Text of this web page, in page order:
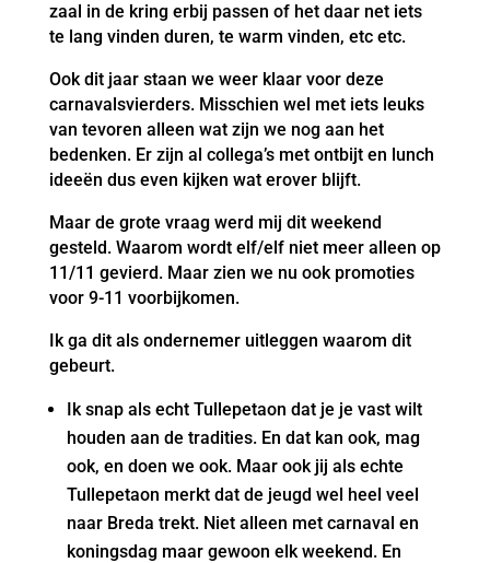
zaal in de kring erbij passen of het daar net iets
te lang vinden duren, te warm vinden, etc etc.
Ook dit jaar staan we weer klaar voor deze
carnavalsvierders. Misschien wel met iets leuks
van tevoren alleen wat zijn we nog aan het
bedenken. Er zijn al collega’s met ontbijt en lunch
ideeën dus even kijken wat erover blijft.
Maar de grote vraag werd mij dit weekend
gesteld. Waarom wordt elf/elf niet meer alleen op
11/11 gevierd. Maar zien we nu ook promoties
voor 9-11 voorbijkomen.
Ik ga dit als ondernemer uitleggen waarom dit
gebeurt.
Ik snap als echt Tullepetaon dat je je vast wilt
houden aan de tradities. En dat kan ook, mag
ook, en doen we ook. Maar ook jij als echte
Tullepetaon merkt dat de jeugd wel heel veel
naar Breda trekt. Niet alleen met carnaval en
koningsdag maar gewoon elk weekend. En